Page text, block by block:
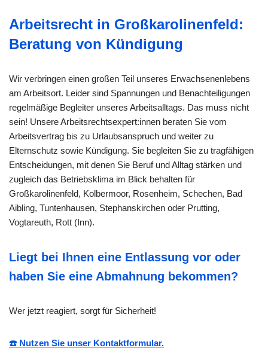
Arbeitsrecht in Großkarolinenfeld:
Beratung von Kündigung
Wir verbringen einen großen Teil unseres Erwachsenenlebens
am Arbeitsort. Leider sind Spannungen und Benachteiligungen
regelmäßige Begleiter unseres Arbeitsalltags. Das muss nicht
sein! Unsere Arbeitsrechtsexpert:innen beraten Sie vom
Arbeitsvertrag bis zu Urlaubsanspruch und weiter zu
Elternschutz sowie Kündigung. Sie begleiten Sie zu tragfähigen
Entscheidungen, mit denen Sie Beruf und Alltag stärken und
zugleich das Betriebsklima im Blick behalten für
Großkarolinenfeld, Kolbermoor, Rosenheim, Schechen, Bad
Aibling, Tuntenhausen, Stephanskirchen oder Prutting,
Vogtareuth, Rott (Inn).
Liegt bei Ihnen eine Entlassung vor oder
haben Sie eine Abmahnung bekommen?
Wer jetzt reagiert, sorgt für Sicherheit!
☎️ Nutzen Sie unser Kontaktformular.